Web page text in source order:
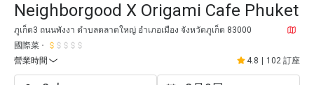
Neighborgood X Origami Cafe Phuket
ภูเก็ต3 ถนนพังงา ตำบลตลาดใหญ่ อำเภอเมือง จังหวัดภูเก็ต 83000
國際菜
營業時間
4.8 102 訂座